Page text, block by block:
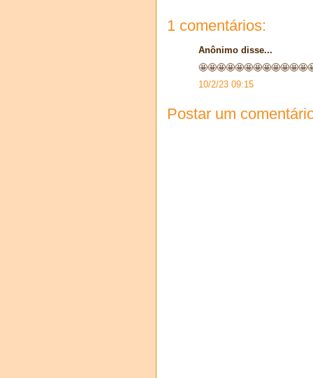
1 comentários:
Anônimo disse...
10/2/23 09:15
Postar um